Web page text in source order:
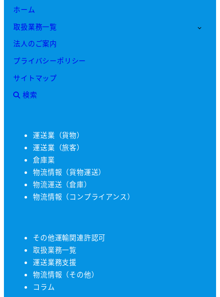
ホーム
取扱業務一覧
法人のご案内
プライバシーポリシー
サイトマップ
検索
運送業（貨物）
運送業（旅客）
倉庫業
物流情報（貨物運送）
物流運送（倉庫）
物流情報（コンプライアンス）
その他運輸関連許認可
取扱業務一覧
運送業務支援
物流情報（その他）
コラム